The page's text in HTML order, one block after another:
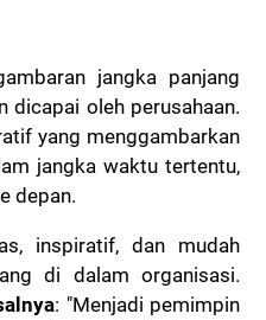
jangka panjang
dicapai oleh perusahaan.
yang menggambarkan
jangka waktu tertentu,
depan.
inspiratif, dan mudah
di dalam organisasi.
: "Menjadi pemimpin